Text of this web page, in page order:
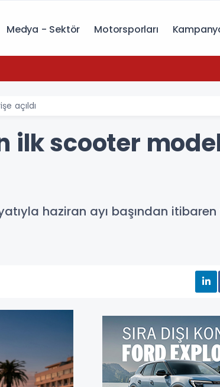
Medya - Sektör Motorsporları
açıldı
ilk scooter
haziran ayı başından